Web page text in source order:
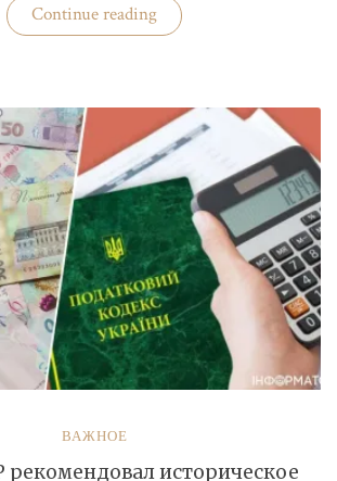
Continue reading«Одесская
чиновница
ВАЖНОЕ
рекомендовал историческое